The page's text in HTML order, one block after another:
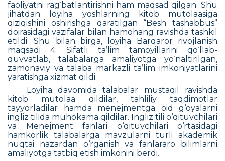
faoliyatni rag‘batlantirishni ham maqsad qilgan. Shu
jihatdan loyiha yoshlarning kitob mutolaasiga
qiziqishini oshirishga qaratilgan “Besh tashabbus”
doirasidagi vazifalar bilan hamohang ravishda tashkil
etildi. Shu bilan birga, loyiha Barqaror rivojlanish
maqsadi 4: Sifatli ta’lim tamoyillarini qo‘llab-
quvvatlab, talabalarga amaliyotga yo‘naltirilgan,
zamonaviy va talaba markazli ta’lim imkoniyatlarini
yaratishga xizmat qildi.
Loyiha davomida talabalar mustaqil ravishda
kitob mutolaa qildilar, tahliliy taqdimotlar
tayyorladilar hamda menejmentga oid g‘oyalarni
ingliz tilida muhokama qildilar. Ingliz tili o‘qituvchilari
va Menejment fanlari o‘qituvchilari o‘rtasidagi
hamkorlik talabalarga mavzularni turli akademik
nuqtai nazardan o‘rganish va fanlararo bilimlarni
amaliyotga tatbiq etish imkonini berdi.